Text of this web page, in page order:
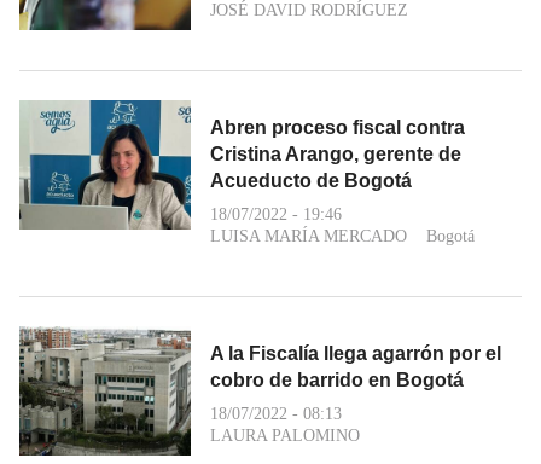
JOSÉ DAVID RODRÍGUEZ
Abren proceso fiscal contra
Cristina Arango, gerente de
Acueducto de Bogotá
18/07/2022 - 19:46
LUISA MARÍA MERCADO
Bogotá
A la Fiscalía llega agarrón por el
cobro de barrido en Bogotá
18/07/2022 - 08:13
LAURA PALOMINO